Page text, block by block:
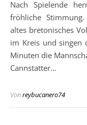
Nach Spielende herrscht auf der Mercedesstraße eine
fröhliche
altes bretonisches
im Kreis und singen
Minuten die
Cannstatter…
Vonreybucanero74